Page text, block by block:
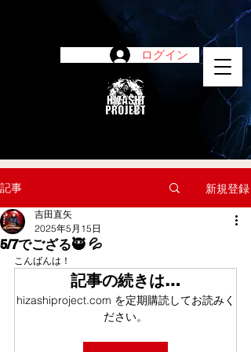
ログイン
記事 新規登録
5/7でござる🥷 💦
吉田直矢
2025年5月15日
こんばんは！
記事の続きは…
hizashiproject.com を定期購読してお読みく
ださい。